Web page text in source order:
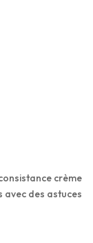
crème
des astuces